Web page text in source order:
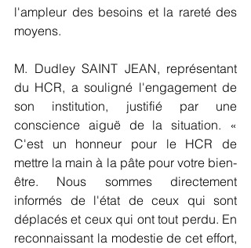
l'ampleur des besoins et la rareté des
moyens.
M. Dudley SAINT JEAN, représentant
du HCR, a souligné l'engagement de
son institution, justifié par une
conscience aiguë de la situation. «
C'est un honneur pour le HCR de
mettre la main à la pâte pour votre bien-
être. Nous sommes directement
informés de l'état de ceux qui sont
déplacés et ceux qui ont tout perdu. En
reconnaissant la modestie de cet effort,